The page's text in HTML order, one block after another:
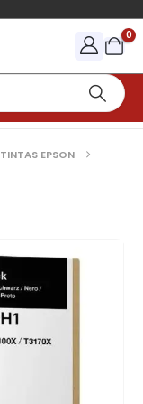
0
TINTAS EPSON